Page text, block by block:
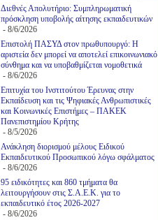
Διεθνές Απολυτήριο: Συμπληρωματική
πρόσκληση υποβολής αίτησης εκπαιδευτικών
- 8/6/2026
Επιστολή ΠΑΣΥΔ στον πρωθυπουργό: Η
αριστεία δεν μπορεί να αποτελεί επικοινωνιακό
σύνθημα και να υποβαθμίζεται νομοθετικά
- 8/6/2026
Επιτυχία του Ινστιτούτου Έρευνας στην
Εκπαίδευση και τις Ψηφιακές Ανθρωπιστικές
και Κοινωνικές Επιστήμες – ΠΑΚΕΚ
Πανεπιστημίου Κρήτης
- 8/5/2026
Ανάκληση διορισμού μέλους Ειδικού
Εκπαιδευτικού Προσωπικού λόγω σφάλματος
- 8/6/2026
95 ειδικότητες και 860 τμήματα θα
λειτουργήσουν στις Σ.Α.Ε.Κ. για το
εκπαιδευτικό έτος 2026-2027
- 8/6/2026